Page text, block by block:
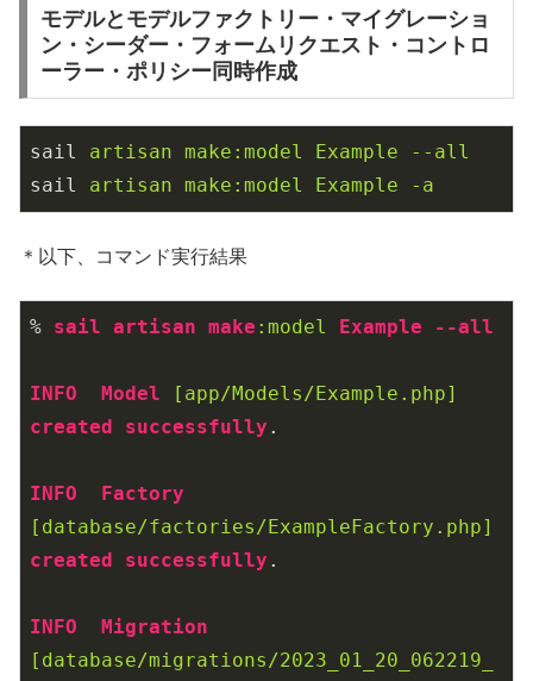
モデルとモデルファクトリー・マイグレーショ
ン・シーダー・フォームリクエスト・コントロ
ーラー・ポリシー同時作成
sail
artisan make:model Example --all
sail
artisan make:model Example -a
＊以下、コマンド実行結果
% sail artisan make :model Example --all
INFO Model
[app/Models/Example.php]
created
successfully .
INFO
Factory
[database/factories/ExampleFactory.php]
created
successfully .
INFO
Migration
[database/migrations/2023_01_20_062219_